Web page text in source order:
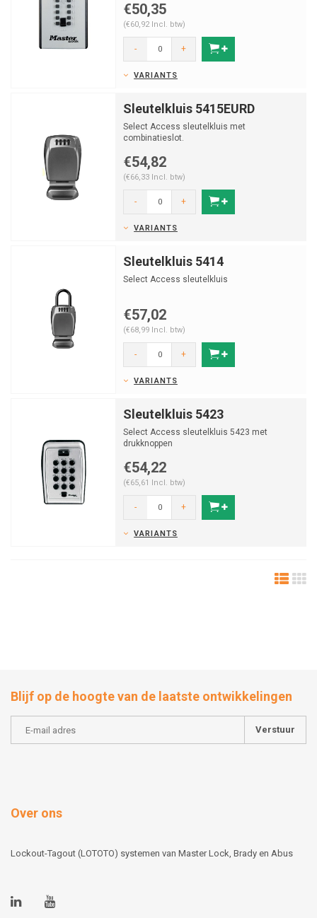
€50,35
(€60,92 Incl. btw)
- +
VARIANTS
Sleutelkluis 5415EURD
Select Access sleutelkluis met
combinatieslot.
€54,82
(€66,33 Incl. btw)
- +
VARIANTS
Sleutelkluis 5414
Select Access sleutelkluis
€57,02
(€68,99 Incl. btw)
- +
VARIANTS
Sleutelkluis 5423
Select Access sleutelkluis 5423 met
drukknoppen
€54,22
(€65,61 Incl. btw)
- +
VARIANTS
Blijf op de hoogte van de laatste ontwikkelingen
Verstuur
Over ons
Lockout-Tagout (LOTOTO) systemen van Master Lock, Brady en Abus